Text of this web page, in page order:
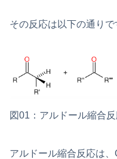
その反応は以下の通りで
図01：アルドール縮合
アルドール縮合反応は